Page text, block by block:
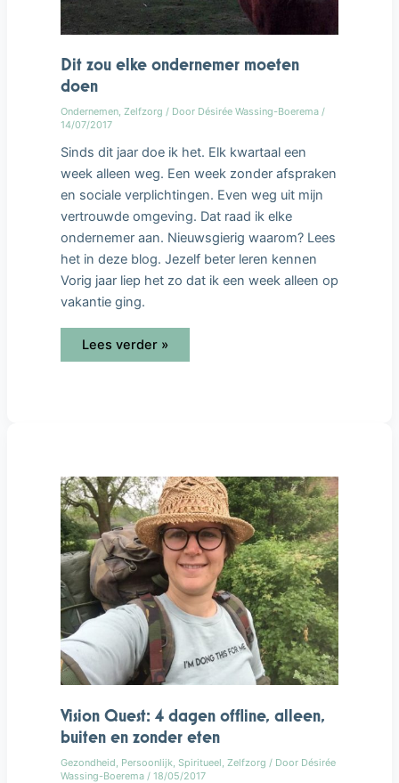
Dit zou elke ondernemer moeten
doen
Ondernemen, Zelfzorg / Door Désirée Wassing-Boerema /
14/07/2017
Sinds dit jaar doe ik het. Elk kwartaal een
week alleen weg. Een week zonder afspraken
en sociale verplichtingen. Even weg uit mijn
vertrouwde omgeving. Dat raad ik elke
ondernemer aan. Nieuwsgierig waarom? Lees
het in deze blog. Jezelf beter leren kennen
Vorig jaar liep het zo dat ik een week alleen op
vakantie ging.
Lees verder »
Vision Quest: 4 dagen offline, alleen,
buiten en zonder eten
Gezondheid Persoonlijk Spiritueel Zelfzorg / Door Désirée
Wassing-Boerema / 18/05/2017
offline,
alleen,
buiten
en
zonder
eten